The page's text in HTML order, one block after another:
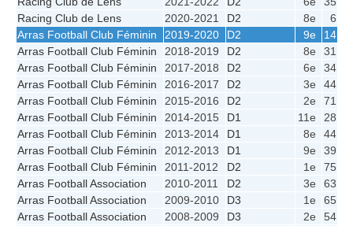
Racing Club de Lens
2020-2021 D2 8e 6
Arras Football Club Féminin
2019-2020 D2 9e 14
Arras Football Club Féminin
2018-2019 D2 8e 31
Arras Football Club Féminin
2017-2018 D2 6e 34
Arras Football Club Féminin
2016-2017 D2 3e 44
Arras Football Club Féminin
2015-2016 D2 2e 71
Arras Football Club Féminin
2014-2015 D1 11e 28
Arras Football Club Féminin
2013-2014 D1 8e 44
Arras Football Club Féminin
2012-2013 D1 9e 39
Arras Football Club Féminin
2011-2012 D2 1e 75
Arras Football Association
2010-2011 D2 3e 63
Arras Football Association
2009-2010 D3 1e 65
Arras Football Association
2008-2009 D3 2e 54